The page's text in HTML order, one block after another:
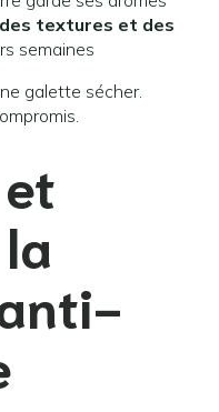
textures et des
semaines
galette sécher.